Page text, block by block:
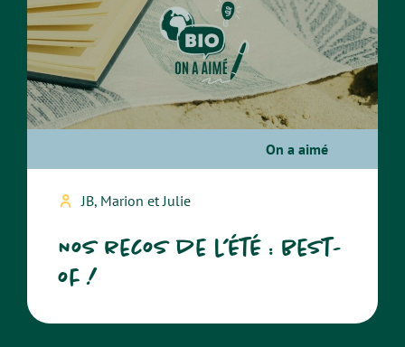
On a aimé
JB, Marion et Julie
Nos recos de l’été : best-
of !